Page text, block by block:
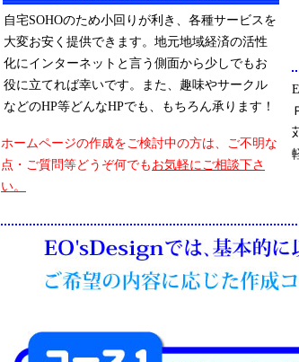
自宅SOHOのため小回りが利き、各種サービスを
大変お安く提供できます。地元地域経済の活性
化にインターネットと言う側面から少しでもお
役に立てれば幸いです。また、趣味やサークル
などのHP等どんなHPでも、もちろん承ります！
ホームページの作成をご検討中の方は、ご不明な
点・ご質問等どうぞ何でもお気軽にご相談下さ
い。